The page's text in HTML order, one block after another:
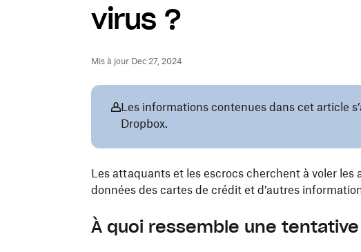
virus ?
Mis à jour Dec 27, 2024
Les informations contenues dans cet article
Dropbox.
Les attaquants et les escrocs cherchent à voler les
données des cartes de crédit et d’autres
À quoi ressemble une